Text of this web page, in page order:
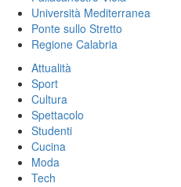
Università Mediterranea
Ponte sullo Stretto
Regione Calabria
Attualità
Sport
Cultura
Spettacolo
Studenti
Cucina
Moda
Tech